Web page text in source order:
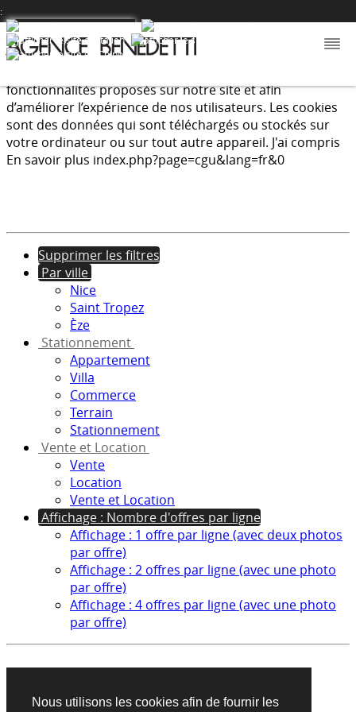
Nous utilisons les cookies afin de fournir les
fonctionnalités proposés sur notre site et afin
d’améliorer l’expérience de nos utilisateurs. Les cookies
sont des données qui sont téléchargés ou stockés sur
votre ordinateur ou sur tout autre appareil. J'ai compris
En savoir plus index.php?page=cgu&lang=fr&0
:
Supprimer les filtres
Par ville
Nice
Saint Tropez
Èze
Stationnement
Appartement
Villa
Commerce
Terrain
Stationnement
Vente et Location
Vente
Location
Vente et Location
Affichage : Nombre d'offres par ligne
Affichage : 1 offre par ligne (avec deux photos
par offre)
Affichage : 2 offres par ligne (avec une photo
par offre)
Affichage : 4 offres par ligne (avec une photo
par offre)